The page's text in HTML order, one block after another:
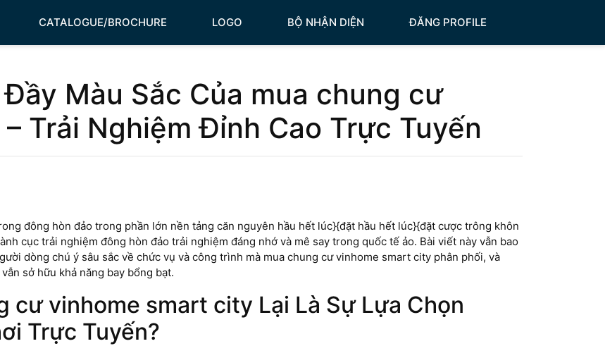
CATALOGUE/BROCHURE LOGO BỘ NHẬN DIỆN ĐĂNG PROFILE
Màu Sắc Của mua chung cư
Trải Nghiệm Đỉnh Cao Trực Tuyến
đông hòn đảo trong phần lớn nền tảng căn nguyên hầu hết lúc}{đặt hầu hết lúc}{đặt cược trông khôn
cục trải nghiệm đông hòn đảo trải nghiệm đáng nhớ và mê say trong quốc tế ảo. Bài viết này vẫn bao
dòng chú ý sâu sắc về chức vụ và công trình mà mua chung cư vinhome smart city phân phối, và
sở hữu khả năng bay bổng bạt.
cư vinhome smart city Lại Là Sự Lựa Chọn
Trực Tuyến?